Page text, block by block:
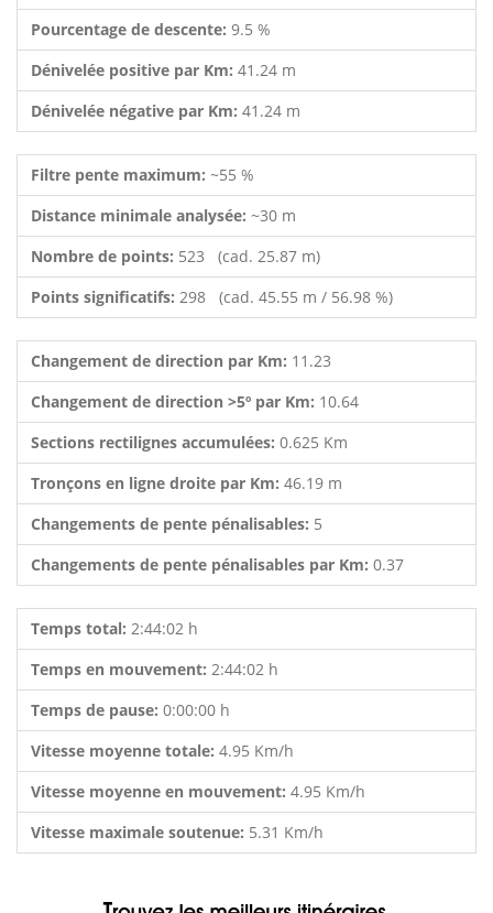
Pourcentage de descente: 9.5 %
Dénivelée positive par Km: 41.24 m
Dénivelée négative par Km: 41.24 m
Filtre pente maximum: ~55 %
Distance minimale analysée: ~30 m
Nombre de points: 523 (cad. 25.87 m)
Points significatifs: 298 (cad. 45.55 m / 56.98 %)
Changement de direction par Km: 11.23
Changement de direction >5º par Km: 10.64
Sections rectilignes accumulées: 0.625 Km
Tronçons en ligne droite par Km: 46.19 m
Changements de pente pénalisables: 5
Changements de pente pénalisables par Km: 0.37
Temps total: 2:44:02 h
Temps en mouvement: 2:44:02 h
Temps de pause: 0:00:00 h
Vitesse moyenne totale: 4.95 Km/h
Vitesse moyenne en mouvement: 4.95 Km/h
Vitesse maximale soutenue: 5.31 Km/h